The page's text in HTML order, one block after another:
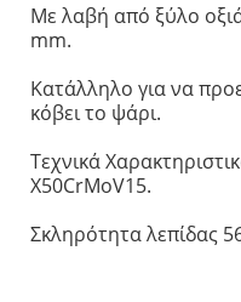
Mε λαβή από ξύλο
mm.
Κατάλληλο για να
κόβει το ψάρι.
Τεχνικά
X50CrMoV15.
Σκληρότητα λεπίδας